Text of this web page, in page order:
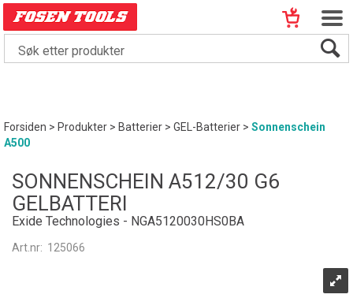
Forsiden>Produkter>Batterier>GEL-Batterier>Sonnenschein
A500
SONNENSCHEIN A512/30 G6
GELBATTERI
Exide Technologies - NGA5120030HS0BA
Art.nr: 125066